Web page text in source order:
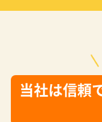
当社は信頼